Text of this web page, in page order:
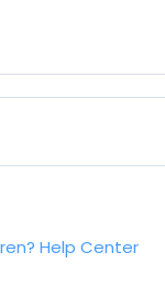
Help Center